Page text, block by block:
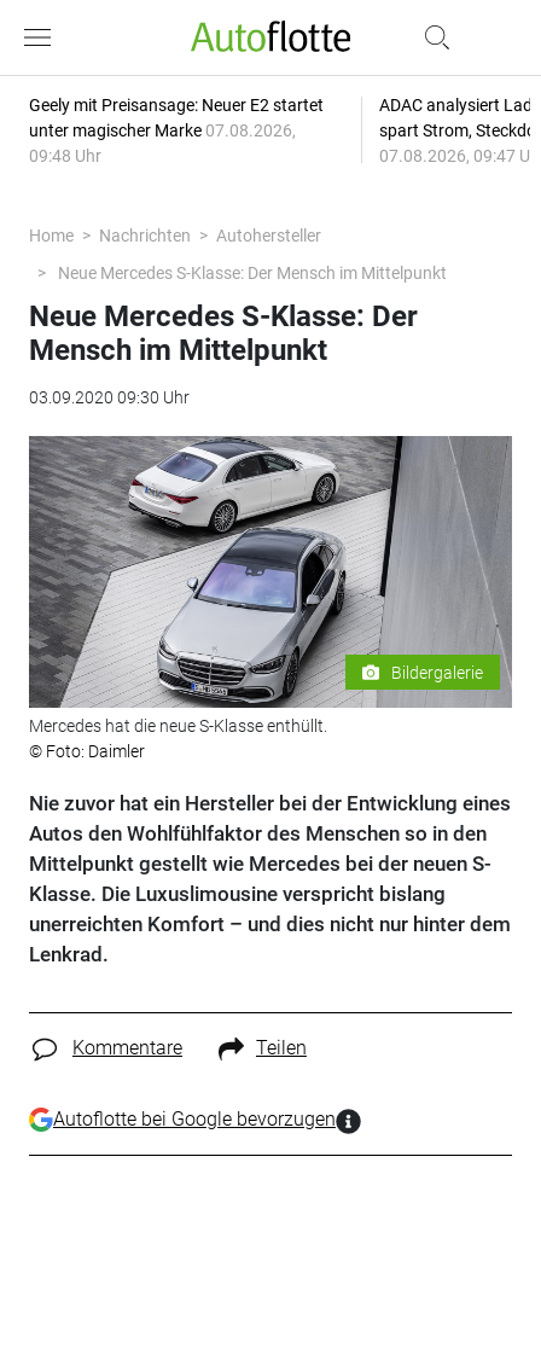
Geely mit Preisansage: Neuer E2 startet
unter magischer Marke 07.08.2026,
09:48 Uhr
ADAC analysiert
spart Strom,
07.08.2026, 09:47
Home Nachrichten
Autohersteller
Neue Mercedes S-Klasse: Der Mensch im Mittelpunkt
Neue Mercedes S-Klasse: Der
Mensch im Mittelpunkt
03.09.2020 09:30 Uhr
Bildergalerie
Mercedes hat die neue S-Klasse enthüllt.
© Foto: Daimler
Nie zuvor hat ein Hersteller bei der Entwicklung eines
Autos den Wohlfühlfaktor des Menschen so in den
Mittelpunkt gestellt wie Mercedes bei der neuen S-
Klasse. Die Luxuslimousine verspricht bislang
unerreichten Komfort – und dies nicht nur hinter dem
Lenkrad.
Kommentare Teilen
Autoflotte bei Google bevorzugen